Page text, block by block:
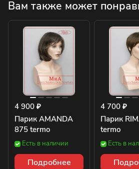
Вам также может
4 900 ₽
Парик AMANDA
875 termo
Есть в наличии
Подробнее
4 700 ₽
Парик
termo
Есть в